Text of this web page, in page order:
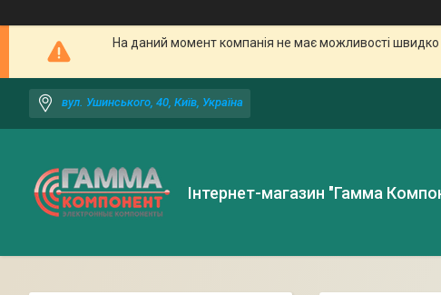
На даний момент компанія не має можливості швидко
вул. Ушинського, 40, Київ, Україна
Інтернет-магазин "Гамма